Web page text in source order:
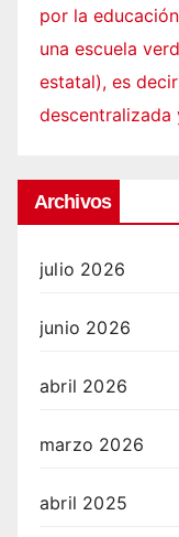
por la
una escuela
estatal), es
Archivos
julio 2026
junio 2026
abril 2026
marzo 2026
abril 2025